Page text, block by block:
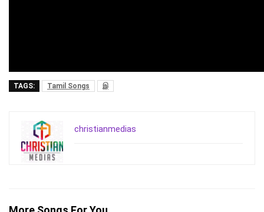
TAGS: Tamil Songs இ
christianmedias